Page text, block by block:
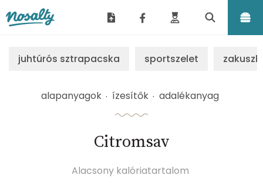
juhtúrós sztrapacska sportszelet
alapanyagok ízesítők adalékanyag
Citromsav
Alacsony kalóriatartalom